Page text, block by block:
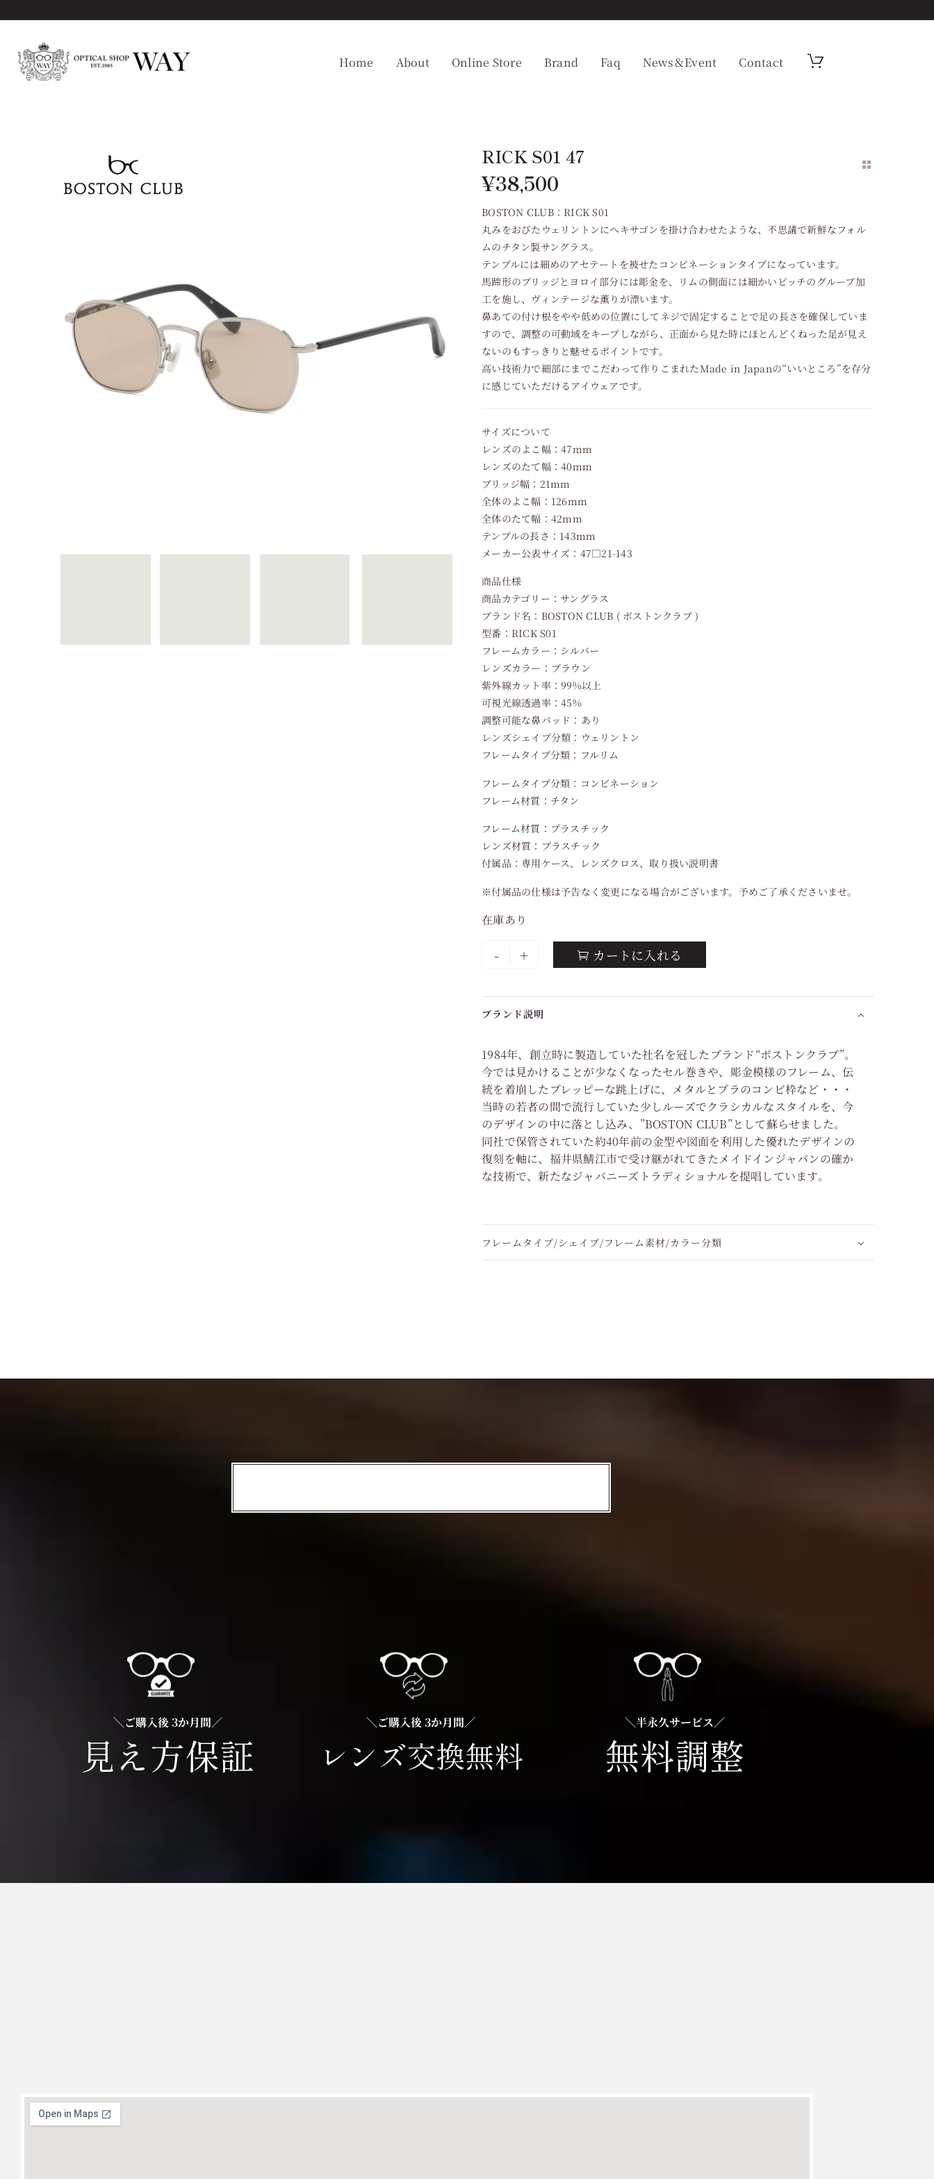
Home About Online Store Brand Faq News＆Event Contact
RICK S01 47
¥38,500
BOSTON CLUB：RICK S01
丸みをおびたウェリントンにヘキサゴンを掛け合わせたような、不思議で新鮮なフォル
ムのチタン製サングラス。
テンプルには細めのアセテートを被せたコンビネーションタイプになっています。
馬蹄形のブリッジとヨロイ部分には彫金を、リムの側面には細かいピッチのグルーブ加
工を施し、ヴィンテージな薫りが漂います。
鼻あての付け根をやや低めの位置にしてネジで固定することで足の長さを確保していま
すので、調整の可動域をキープしながら、正面から見た時にほとんどくねった足が見え
ないのもすっきりと魅せるポイントです。
高い技術力で細部にまでこだわって作りこまれたMade in Japanの“いいところ”を存分
に感じていただけるアイウェアです。
サイズについて
レンズのよこ幅：47mm
レンズのたて幅：40mm
ブリッジ幅：21mm
全体のよこ幅：126mm
全体のたて幅：42mm
テンプルの長さ：143mm
メーカー公表サイズ：47□21-143
商品仕様
商品カテゴリー：サングラス
ブランド名：BOSTON CLUB ( ボストンクラブ )
型番：RICK S01
フレームカラー：シルバー
レンズカラー：ブラウン
紫外線カット率：99%以上
可視光線透過率：45%
調整可能な鼻パッド：あり
レンズシェイプ分類：ウェリントン
フレームタイプ分類：フルリム
フレームタイプ分類：コンビネーション
フレーム材質：チタン
フレーム材質：プラスチック
レンズ材質：プラスチック
付属品：専用ケース、レンズクロス、取り扱い説明書
※付属品の仕様は予告なく変更になる場合がございます。予めご了承くださいませ。
在庫あり
- +  カートに入れる
ブランド説明
1984年、創立時に製造していた社名を冠したブランド“ボストンクラブ”。
今では見かけることが少なくなったセル巻きや、彫金模様のフレーム、伝
統を着崩したプレッピーな跳上げに、メタルとプラのコンビ枠など・・・
当時の若者の間で流行していた少しルーズでクラシカルなスタイルを、今
のデザインの中に落とし込み、”BOSTON CLUB”として蘇らせました。
同社で保管されていた約40年前の金型や図面を利用した優れたデザインの
復刻を軸に、福井県鯖江市で受け継がれてきたメイドインジャパンの確か
な技術で、新たなジャパニーズトラディショナルを提唱しています。
フレームタイプ/シェイプ/フレーム素材/カラー分類
＼ご購入後 3か月間／
見え方保証
＼ご購入後 3か月間／
レンズ交換無料
＼半永久サービス／
無料調整